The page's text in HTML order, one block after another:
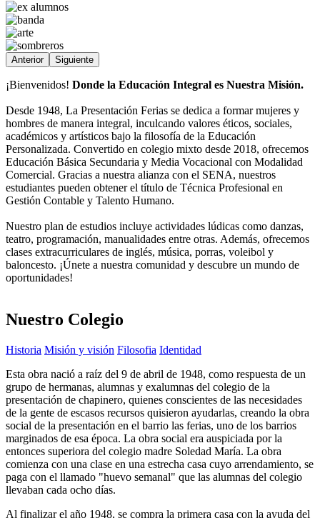
Anterior Siguiente
¡Bienvenidos! Donde la Educación Integral es Nuestra Misión.
Desde 1948, La Presentación Ferias se dedica a formar mujeres y
hombres de manera integral, inculcando valores éticos, sociales,
académicos y artísticos bajo la filosofía de la Educación
Personalizada. Convertido en colegio mixto desde 2018, ofrecemos
Educación Básica Secundaria y Media Vocacional con Modalidad
Comercial. Gracias a nuestra alianza con el SENA, nuestros
estudiantes pueden obtener el título de Técnica Profesional en
Gestión Contable y Talento Humano.
Nuestro plan de estudios incluye actividades lúdicas como danzas,
teatro, programación, manualidades entre otras. Además, ofrecemos
clases extracurriculares de inglés, música, porras, voleibol y
baloncesto. ¡Únete a nuestra comunidad y descubre un mundo de
oportunidades!
Nuestro Colegio
Historia Misión y visión Filosofia Identidad
Esta obra nació a raíz del 9 de abril de 1948, como respuesta de un
grupo de hermanas, alumnas y exalumnas del colegio de la
presentación de chapinero, quienes conscientes de las necesidades
de la gente de escasos recursos quisieron ayudarlas, creando la obra
social de la presentación en el barrio las ferias, uno de los barrios
marginados de esa época. La obra social era auspiciada por la
entonces superiora del colegio madre Soledad María. La obra
comienza con una clase en una estrecha casa cuyo arrendamiento, se
paga con el llamado "huevo semanal" que las alumnas del colegio
llevaban cada ocho días.
Al finalizar el año 1948, se compra la primera casa con la ayuda del